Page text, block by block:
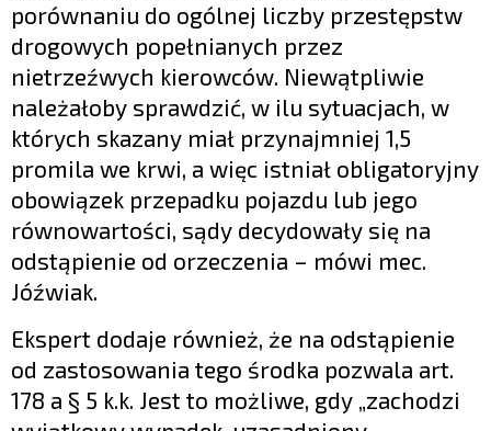
porównaniu do ogólnej liczby przestępstw
drogowych popełnianych przez
nietrzeźwych kierowców. Niewątpliwie
należałoby sprawdzić, w ilu sytuacjach, w
których skazany miał przynajmniej 1,5
promila we krwi, a więc istniał obligatoryjny
obowiązek przepadku pojazdu lub jego
równowartości, sądy decydowały się na
odstąpienie od orzeczenia – mówi mec.
Jóźwiak.
Ekspert dodaje również, że na odstąpienie
od zastosowania tego środka pozwala art.
178 a § 5 k.k. Jest to możliwe, gdy „zachodzi